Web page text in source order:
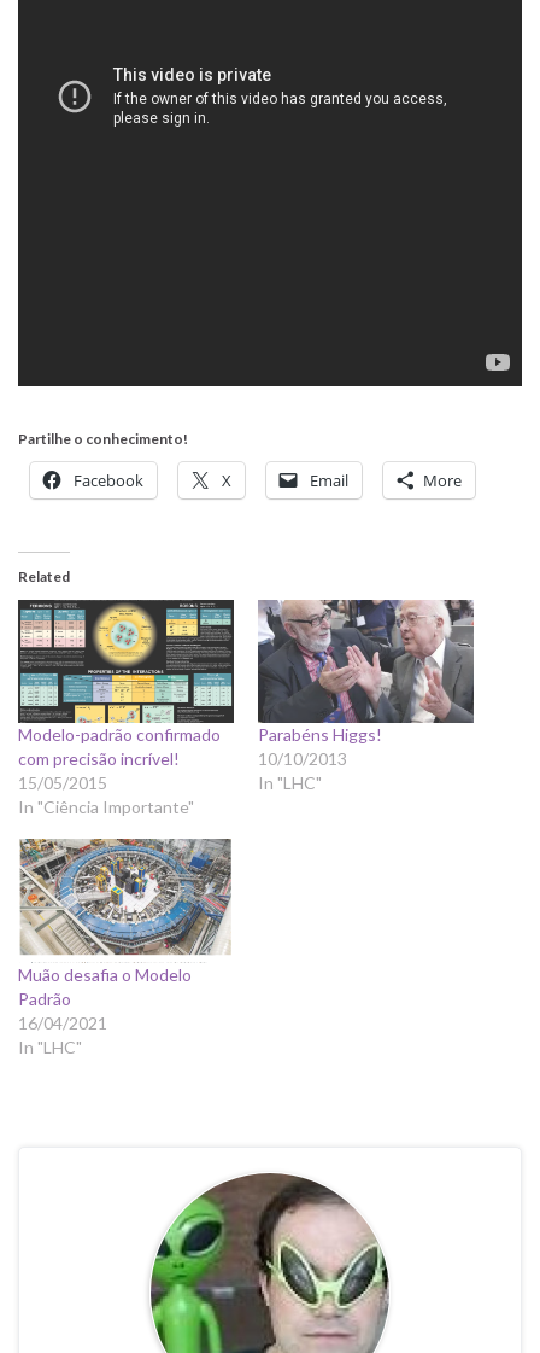
Partilhe o conhecimento!
Facebook X Email More
Related
Modelo-padrão confirmado
com precisão incrível!
15/05/2015
In "Ciência Importante"
Parabéns Higgs!
10/10/2013
In "LHC"
Muão desafia o Modelo
Padrão
16/04/2021
In "LHC"